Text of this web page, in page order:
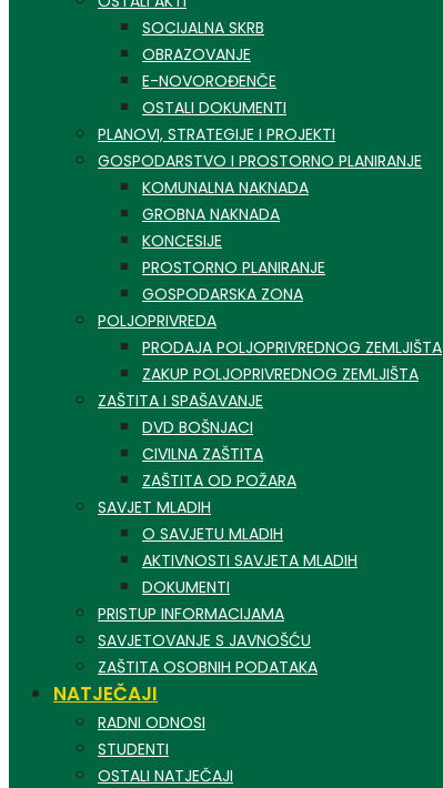
SOCIJALNA SKRB
OBRAZOVANJE
E-NOVOROĐENČE
OSTALI DOKUMENTI
PLANOVI, STRATEGIJE I PROJEKTI
GOSPODARSTVO I PROSTORNO PLANIRANJE
KOMUNALNA NAKNADA
GROBNA NAKNADA
KONCESIJE
PROSTORNO PLANIRANJE
GOSPODARSKA ZONA
POLJOPRIVREDA
PRODAJA POLJOPRIVREDNOG ZEMLJIŠTA
ZAKUP POLJOPRIVREDNOG ZEMLJIŠTA
ZAŠTITA I SPAŠAVANJE
DVD BOŠNJACI
CIVILNA ZAŠTITA
ZAŠTITA OD POŽARA
SAVJET MLADIH
O SAVJETU MLADIH
AKTIVNOSTI SAVJETA MLADIH
DOKUMENTI
PRISTUP INFORMACIJAMA
SAVJETOVANJE S JAVNOŠĆU
ZAŠTITA OSOBNIH PODATAKA
NATJEČAJI
RADNI ODNOSI
STUDENTI
OSTALI NATJEČAJI